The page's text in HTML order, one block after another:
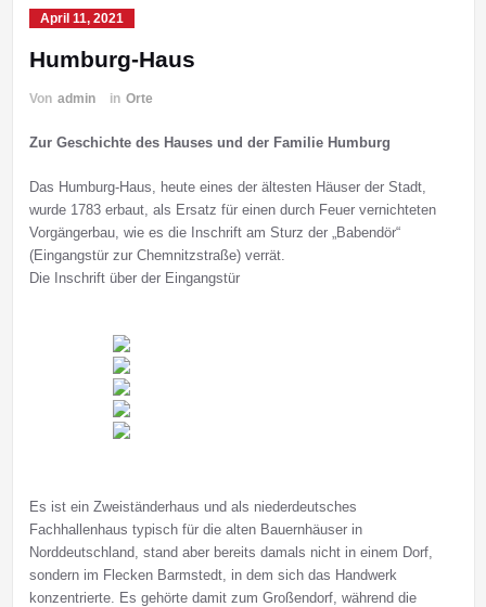
April 11, 2021
Humburg-Haus
Von admin in Orte
Zur Geschichte des Hauses und der Familie Humburg
Das Humburg-Haus, heute eines der ältesten Häuser der Stadt,
wurde 1783 erbaut, als Ersatz für einen durch Feuer vernichteten
Vorgängerbau, wie es die Inschrift am Sturz der „Babendör“
(Eingangstür zur Chemnitzstraße) verrät.
Die Inschrift über der Eingangstür
Es ist ein Zweiständerhaus und als niederdeutsches
Fachhallenhaus typisch für die alten Bauernhäuser in
Norddeutschland, stand aber bereits damals nicht in einem Dorf,
sondern im Flecken Barmstedt, in dem sich das Handwerk
konzentrierte. Es gehörte damit zum Großendorf, während die